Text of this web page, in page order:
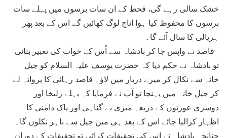
خشک سالی رہے گی، قحط کے ان سات برسوں میں پہلے سات
برسوں کا محفوظ کیا ہوا اناج لوگ کھائیں گے اس کے بعد پھر
ہریالی کا سال آئے گا۔
قاصد نے واپس جا کر بادشاہ سے اُس کے خواب کی تعبیر بتائی
تو بادشاہ نے حکم دیا کہ حضرت یوسف علیہ السلام کو جیل
خانہ سے نکال کر میرے دربار میں لاؤ۔ قاصد رہائی کا پروانہ لے
کر جیل خانہ میں پہنچا تو آپ نے فرمایا کہ پہلے زلیخا اور
دوسری عورتوں کے ذریعہ میری بے گناہی اور پاک دامنی کا
اظہار کرالیا جائے اس کے بعد ہی میں جیل سے باہر نکلوں گا۔
چنانچہ بادشاہ نے اس کی تحقیقات کرائی تو تحقیقات کے دوران